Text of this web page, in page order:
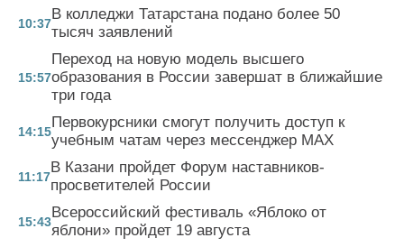
10:37
В колледжи Татарстана подано более 50
тысяч заявлений
15:57
Переход на новую модель высшего
образования в России завершат в ближайшие
три года
14:15
Первокурсники смогут получить доступ к
учебным чатам через мессенджер MAX
11:17
В Казани пройдет Форум наставников-
просветителей России
15:43
Всероссийский фестиваль «Яблоко от
яблони» пройдет 19 августа